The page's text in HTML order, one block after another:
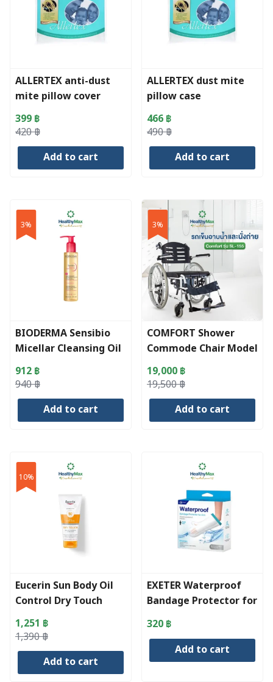
options
on
the
product
page
ALLERTEX anti-dust
mite pillow cover
420฿
Original
price
399 ฿
Current
price
Add to cart
ALLERTEX dust mite
pillow case
490฿
Original
price
466 ฿
Current
price
Add to cart
3%
BIODERMA Sensibio
Micellar Cleansing Oil
940฿
Original
price
912 ฿
Current
price
Add to cart
3%
COMFORT Shower
Commode Chair Model
SL-155
19,500฿
Original
price
19,000 ฿
Current
price
Add to cart
10%
Eucerin Sun Body Oil
Control Dry Touch
SPF50+ PA++++ 200ml.
1,390฿
Original
price
1,251 ฿
Current
price
Add to cart
EXETER Waterproof
Bandage Protector for
Arm
320 ฿
Add to cart